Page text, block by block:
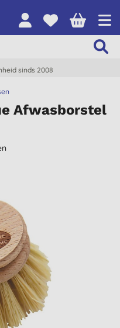
sinds 2008
Afwasborstel